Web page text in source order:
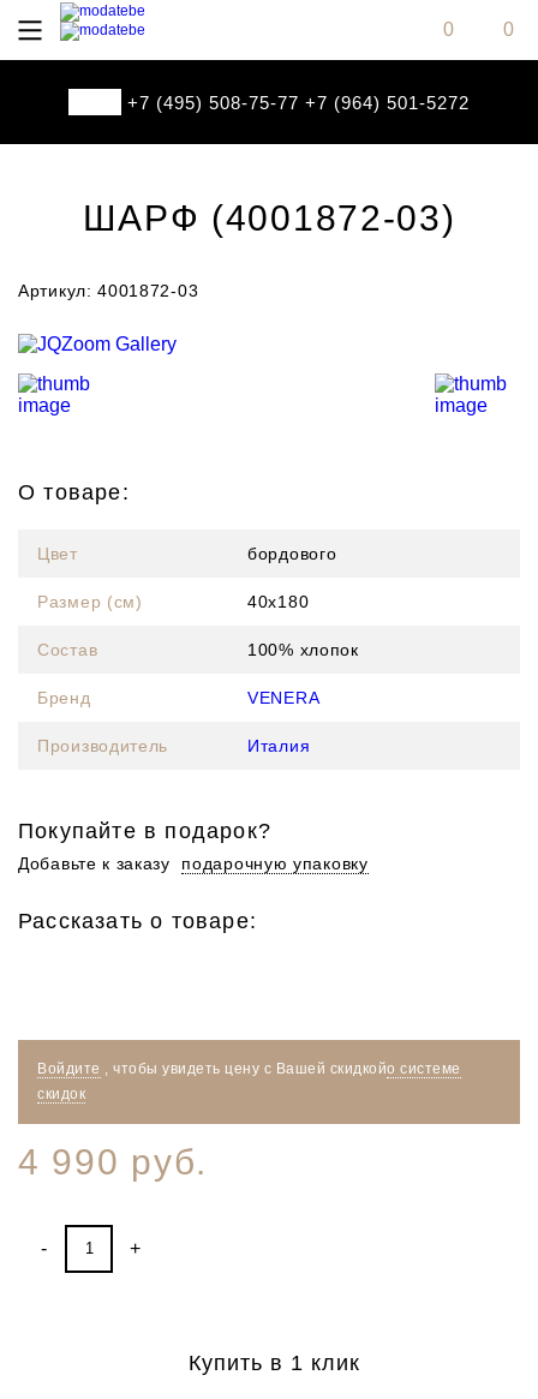
0
0
+7 (495) 508-75-77 +7 (964) 501-5272
ШАРФ (4001872-03)
Артикул: 4001872-03
О товаре:
Цвет бордового
Размер (см) 40х180
Состав 100% хлопок
Бренд VENERA
Производитель Италия
Покупайте в подарок?
Добавьте к заказу подарочную упаковку
Рассказать о товаре:
Войдите , чтобы увидеть цену с Вашей скидкойо системе
скидок
4 990 руб.
- +
Купить в 1 клик